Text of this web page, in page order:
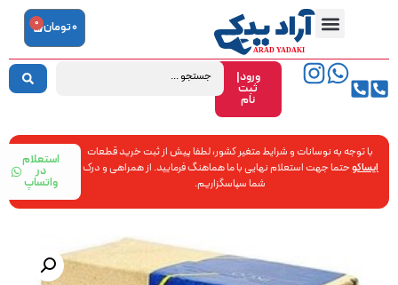
ورود|
ثبت
نام
0تومان 0
با توجه به نوسانات و شرایط متغیر کشور، لطفا پیش از ثبت خرید قطعات
ایساکوحتما جهت استعلام نهایی با ما هماهنگ فرمایید. از همراهی و درک
شما سپاسگزاریم.
استعلام
در
واتساپ